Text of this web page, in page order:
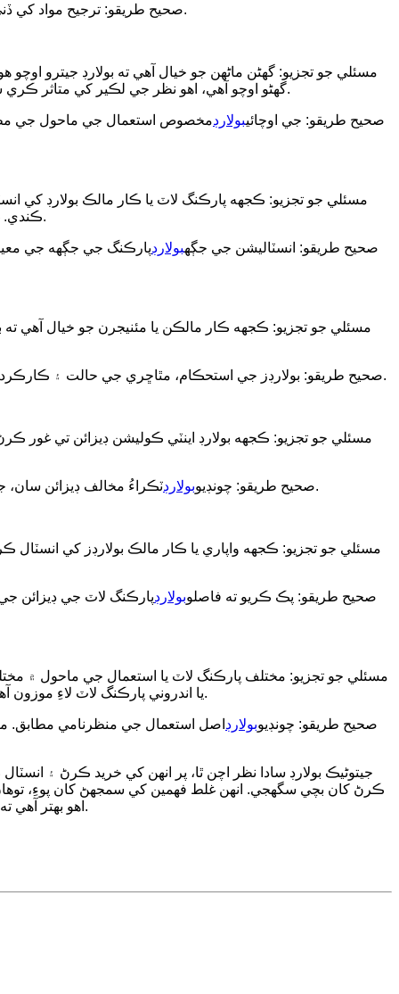
صحيح طريقو: ترجيح مواد کي(جهڙوڪ اسٽينلیس سٹیل، ايلومينيم مصر يا اعليٰ طاقت وارو پلاسٽڪ)، انهي سان گڏ ان جي اثر مزاحمت ۽ موسم جي مزاحمت.
مسئلي جو تجزيو: گھڻن ماڻھن جو خيال آھي ته بولارڊ جيترو
گهڻو اوچو آهي، اهو نظر جي لڪير کي متاثر ڪري سگهي ٿو، خاص طور تي جڏهن پارڪنگ ۾ ڊرائيونگ ڪري رهيا آهيو. بلند بولارڊ بصري انڌا داغ پيدا ڪرڻ ۽ حادثن جو خطرو وڌائڻ ۾ آسان آهي.
صحيح طريقو: جي اوچائيبولارڊمخصوص استعمال جي ماحول جي
مسئلي جو تجزيو: ڪجهه پارڪنگ لاٽ يا ڪار مالڪ بولارڊ
ڪندي. غلط انسٽاليشن جي جڳهه ڊرائيور کي آساني سان پارڪ ڪرڻ جي قابل نه هجڻ يا پارڪنگ جي جڳهه جي ضايع ٿيڻ جو سبب بڻجي سگهي ٿي.
صحيح طريقو: انسٽاليشن جي جڳھبولارڊپارڪنگ جي جڳهه جي
مسئلي جو تجزيو: ڪجهه ڪار مالڪن يا مئنيجرن جو خيال آهي
صحيح طريقو: بولارڊز جي استحڪام، مٿاڇري جي حالت ۽ ڪارڪردگي کي باقاعدي طور تي چيڪ ڪريو، وقت تي داغ صاف ڪريو، خاص طور تي خراب موسم کان پوءِ چيڪ ڪريو ته اهي خراب آهن يا ڍلا آهن.
مسئلي جو تجزيو: ڪجهه بولارڊ اينٽي ڪوليشن ڊيزائن تي غور ڪرڻ
صحيح طريقو: چونڊيوبولارڊ ٽڪراءُ مخالف ڊيزائن سان، جهڙوڪ لچڪدار مواد استعمال ڪرڻ يا بفر ڊوائيسز نصب ڪرڻ، جيڪي ٽڪراءُ جي ڪري ٿيندڙ نقصان کي مؤثر طريقي سان گهٽائي سگهن ٿا.
مسئلي جو تجزيو: ڪجهه واپاري يا ڪار مالڪ بولارڊز کي
صحيح طريقو: پڪ ڪريو ته فاصلوبولارڊپارڪنگ لاٽ جي ڊيزائن
مسئلي جو تجزيو: مختلف پارڪنگ لاٽ يا استعمال جي ماحول ۾
يا اندروني پارڪنگ لاٽ لاءِ موزون آهن. انڌي طرح نامناسب بولارڊ چونڊڻ سان بولارڊ ڪم ڪرڻ ۾ ناڪام ٿي سگهن ٿا ۽ پارڪنگ جي مجموعي تجربي کي به متاثر ڪري سگهن ٿا.
صحيح طريقو: چونڊيوبولارڊ اصل استعمال جي منظرنامي مطابق.
جيتوڻيڪ بولارڊ سادا نظر اچن ٿا، پر انهن کي خريد ڪرڻ
ڪرڻ کان بچي سگهجي. انهن غلط فهمين کي سمجهڻ کان پوءِ،
اهو بهتر آهي ته هڪ معزز ٺاهيندڙ چونڊيو ۽ پڪ ڪريو ته انسٽاليشن مطابق ۽ معقول آهي، ته جيئن بولارڊ جي استعمال جي اثر کي وڌ کان وڌ ڪري سگهجي.